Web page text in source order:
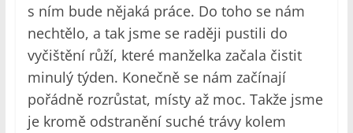
s ním bude nějaká práce. Do toho se nám
nechtělo, a tak jsme se raději pustili do
vyčištění růží, které manželka začala čistit
minulý týden. Konečně se nám začínají
pořádně rozrůstat, místy až moc. Takže jsme
je kromě odstranění suché trávy kolem